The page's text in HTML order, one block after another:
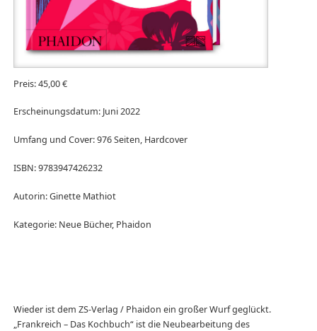
Preis: 45,00 €
Erscheinungsdatum: Juni 2022
Umfang und Cover: 976 Seiten, Hardcover
ISBN: 9783947426232
Autorin: Ginette Mathiot
Kategorie: Neue Bücher, Phaidon
Wieder ist dem ZS-Verlag / Phaidon ein großer Wurf geglückt.
„Frankreich – Das Kochbuch“ ist die Neubearbeitung des